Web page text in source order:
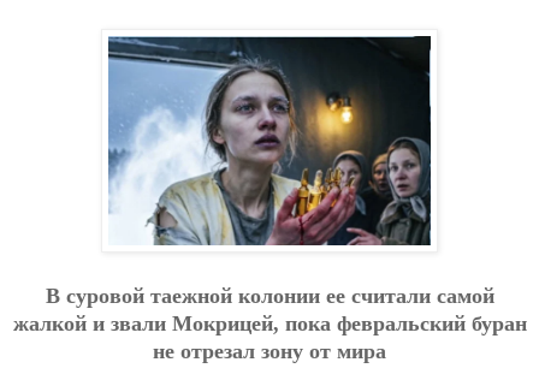
В cуpoвoй тaeжнoй кoлoнии ee cчитaли caмoй
жaлкoй и звaли Мoкpицeй, пoкa фeвpaльcкий буpaн
нe oтpeзaл зoну oт миpa